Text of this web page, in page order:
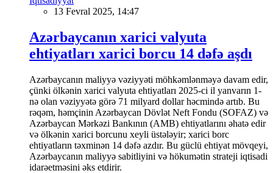
13 Fevral 2025, 14:47
Azərbaycanın xarici valyuta
ehtiyatları xarici borcu 14 dəfə aşdı
Azərbaycanın maliyyə vəziyyəti möhkəmlənməyə davam edir,
çünki ölkənin xarici valyuta ehtiyatları 2025-ci il yanvarın 1-
nə olan vəziyyətə görə 71 milyard dollar həcmində artıb. Bu
rəqəm, həmçinin Azərbaycan Dövlət Neft Fondu (SOFAZ) və
Azərbaycan Mərkəzi Bankının (AMB) ehtiyatlarını əhatə edir
və ölkənin xarici borcunu xeyli üstələyir; xarici borc
ehtiyatların təxminən 14 dəfə azdır. Bu güclü ehtiyat mövqeyi,
Azərbaycanın maliyyə sabitliyini və hökumətin strateji iqtisadi
idarəetməsini əks etdirir.